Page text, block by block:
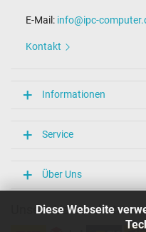
Diese Webseite
Länge / Breite / Höhe
Weitere Daten
Ja
CE
N
E-Mail: info@ipc-
Kontakt
Informationen
Service
Über Uns
Unsere Versandarten